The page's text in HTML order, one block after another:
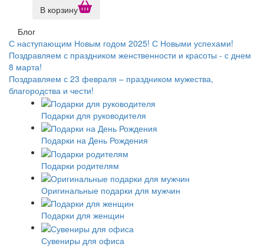
В корзину
Блог
С наступающим Новым годом 2025! С Новыми успехами!
Поздравляем с праздником женственности и красоты - с днем
8 марта!
Поздравляем с 23 февраля – праздником мужества,
благородства и чести!
Подарки для руководителя
Подарки на День Рождения
Подарки родителям
Оригинальные подарки для мужчин
Подарки для женщин
Сувениры для офиса